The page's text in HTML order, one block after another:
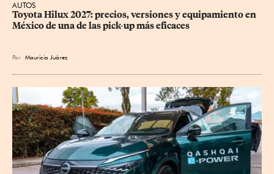
AUTOS
Toyota Hilux 2027: precios, versiones y equipamiento en
México de una de las pick-up más eficaces
Por Mauricio Juárez